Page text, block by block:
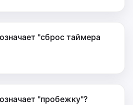
"сброс таймера
"пробежку"?